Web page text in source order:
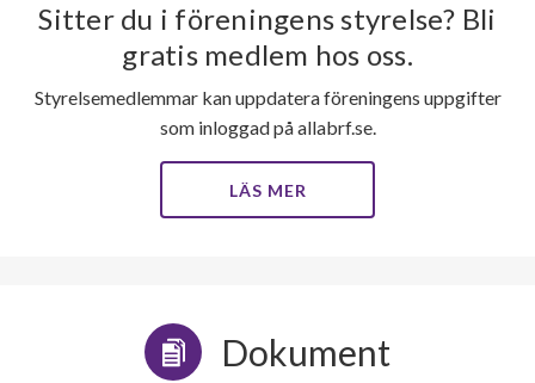
Sitter du i föreningens styrelse? Bli
gratis medlem hos oss.
Styrelsemedlemmar kan uppdatera föreningens uppgifter
som inloggad på allabrf.se.
LÄS MER
Dokument